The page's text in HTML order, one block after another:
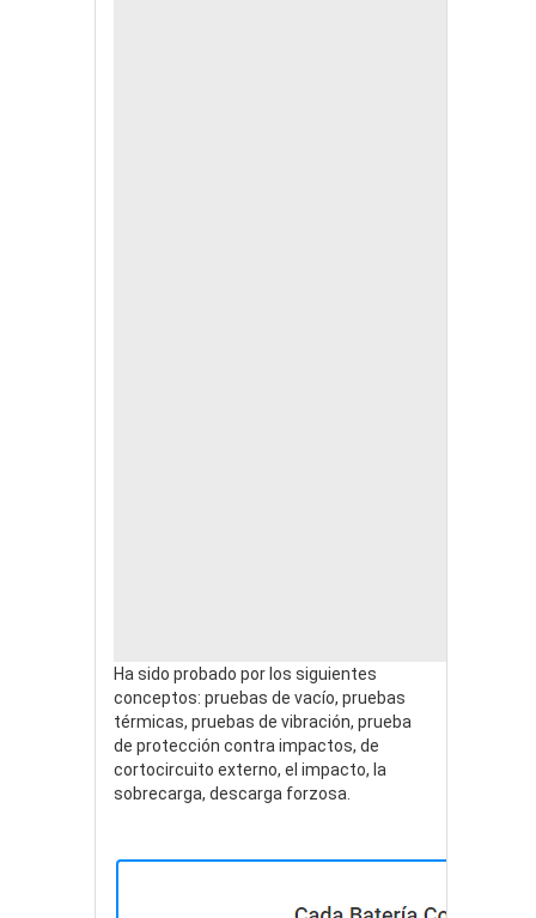
Ha sido probado por los siguientes
conceptos: pruebas de vacío, pruebas
térmicas, pruebas de vibración, prueba
de protección contra impactos, de
cortocircuito externo, el impacto, la
sobrecarga, descarga forzosa.